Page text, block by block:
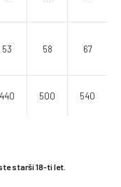
53 58 67
440 500 540
starší 18-ti let.